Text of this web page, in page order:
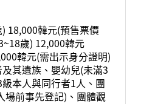
18,000韓元(預售票價
歲) 12,000韓元
韓元(需出示身分證明)
其遺族、嬰幼兒(未滿3
本人與同行者1人、團
場前事先登記)、團體觀